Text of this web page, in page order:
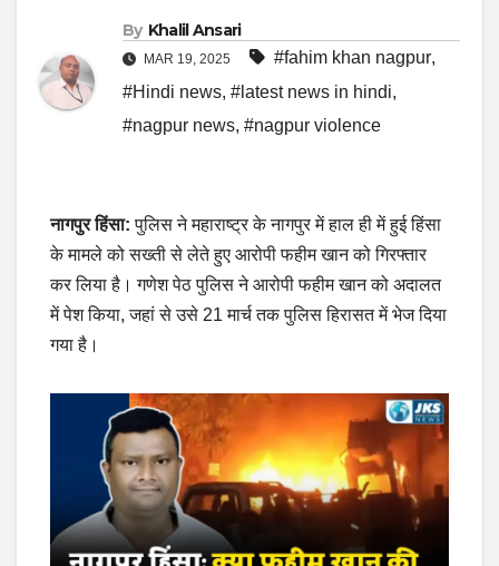
By Khalil Ansari
MAR 19, 2025 #fahim khan nagpur,
#Hindi news, #latest news in hindi,
#nagpur news, #nagpur violence
नागपुर हिंसा: पुलिस ने महाराष्ट्र के नागपुर में हाल ही में हुई हिंसा
के मामले को सख्ती से लेते हुए आरोपी फहीम खान को गिरफ्तार
कर लिया है। गणेश पेठ पुलिस ने आरोपी फहीम खान को अदालत
में पेश किया, जहां से उसे 21 मार्च तक पुलिस हिरासत में भेज दिया
गया है।